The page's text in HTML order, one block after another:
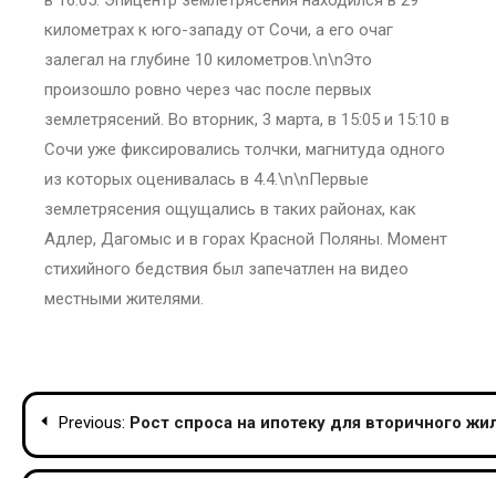
километрах к юго-западу от Сочи, а его очаг
залегал на глубине 10 километров.\n\nЭто
произошло ровно через час после первых
землетрясений. Во вторник, 3 марта, в 15:05 и 15:10 в
Сочи уже фиксировались толчки, магнитуда одного
из которых оценивалась в 4.4.\n\nПервые
землетрясения ощущались в таких районах, как
Адлер, Дагомыс и в горах Красной Поляны. Момент
стихийного бедствия был запечатлен на видео
местными жителями.
Post
navigation
Previous: Рост спроса на ипотеку для вторичного